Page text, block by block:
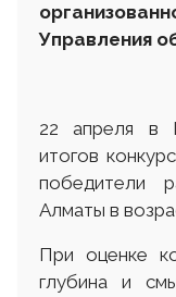
Управления
22 апреля в
итогов
победители
Алматы в
При оценке
глубина и